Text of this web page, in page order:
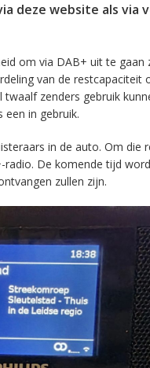
deze website als via
om via DAB+ uit te gaan
van de restcapaciteit
zenders gebruik
een in gebruik.
in de auto. Om die
De komende tijd
zullen zijn.